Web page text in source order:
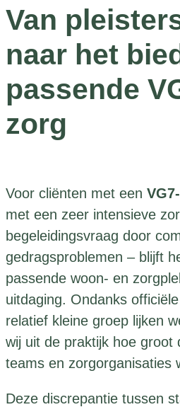
Van
naar het
passende
zorg
Voor cliënten met een
met een zeer intensieve
begeleidingsvraag door
gedragsproblemen – blijft
passende woon- en
uitdaging. Ondanks
relatief kleine groep lijken
wij uit de praktijk hoe groot
teams en zorgorganisaties
Deze discrepantie tussen